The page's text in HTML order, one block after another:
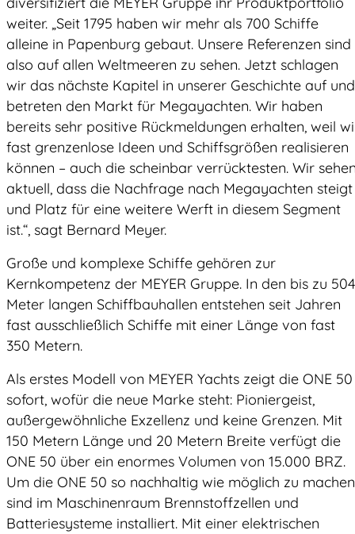
weiter. „Seit 1795 haben wir mehr als 700 Schiffe
alleine in Papenburg gebaut. Unsere Referenzen sind
also auf allen Weltmeeren zu sehen. Jetzt schlagen
wir das nächste Kapitel in unserer Geschichte auf und
betreten den Markt für Megayachten. Wir haben
bereits sehr positive Rückmeldungen erhalten, weil
fast grenzenlose Ideen und Schiffsgrößen realisieren
können – auch die scheinbar verrücktesten. Wir
aktuell, dass die Nachfrage nach Megayachten steigt
und Platz für eine weitere Werft in diesem Segment
ist.“, sagt Bernard Meyer.
Große und komplexe Schiffe gehören zur
Kernkompetenz der MEYER Gruppe. In den bis zu 504
Meter langen Schiffbauhallen entstehen seit Jahren
fast ausschließlich Schiffe mit einer Länge von fast
350 Metern.
Als erstes Modell von MEYER Yachts zeigt die ONE 50
sofort, wofür die neue Marke steht: Pioniergeist,
außergewöhnliche Exzellenz und keine Grenzen. Mit
150 Metern Länge und 20 Metern Breite verfügt die
ONE 50 über ein enormes Volumen von 15.000 BRZ.
Um die ONE 50 so nachhaltig wie möglich zu
sind im Maschinenraum Brennstoffzellen und
Batteriesysteme installiert. Mit einer elektrischen